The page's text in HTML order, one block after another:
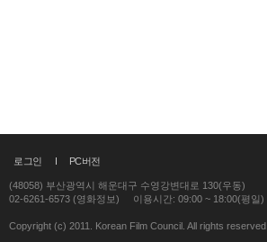
로그인 PC버전
(48058) 부산광역시 해운대구 수영강변대로 130(우동)
02-6261-6573 (영화정보)
이용시간: 09:00 ~ 18:00(평일)
Copyright (c) 2011. Korean Film Council. All rights reserved.